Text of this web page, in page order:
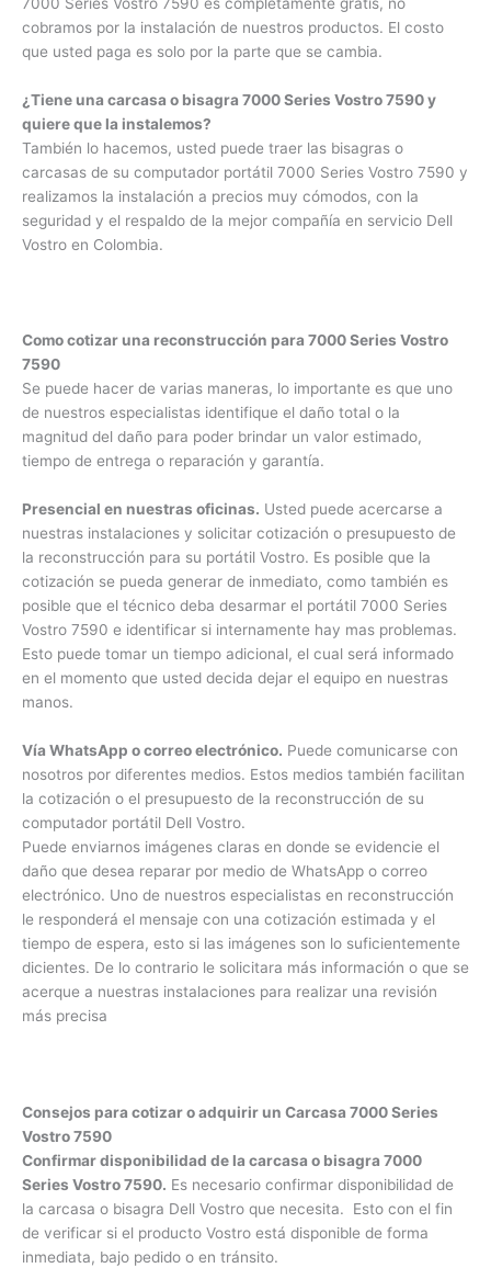
Instalación de carcasas o bisagras 7000 Series Vostro
La instalación de las bisagras o carcasas de un Portátil Dell
7000 Series Vostro 7590 es completamente gratis, no
cobramos por la instalación de nuestros productos. El costo
que usted paga es solo por la parte que se cambia.
¿Tiene una carcasa o bisagra 7000 Series Vostro 7590 y
quiere que la instalemos?
con la seguridad y el respaldo de la mejor compañía en
servicio Dell Vostro en Colombia.
Como cotizar una reconstrucción para 7000 Series Vostro
Se puede hacer de varias maneras, lo importante es que uno
de nuestros especialistas identifique el daño total o la
magnitud del daño para poder brindar un valor estimado,
tiempo de entrega o reparación y garantía.
Presencial en nuestras oficinas.Usted puede acercarse a
nuestras instalaciones y solicitar cotización o presupuesto
de la reconstrucción para su portátil Vostro. Es posible que la
cotización se pueda generar de inmediato, como también es
Vostro 7590 e identificar si internamente hay mas
problemas. Esto puede tomar un tiempo adicional, el cual
será informado en el momento que usted decida dejar el
equipo en nuestras manos.
Vía WhatsApp o correo electrónico.Puede comunicarse
con nosotros por diferentes medios. Estos medios también
facilitan la cotización o el presupuesto de la reconstrucción
de su computador portátil Dell Vostro.
Puede enviarnos imágenes claras en donde se evidencie el
daño que desea reparar por medio de WhatsApp o correo
electrónico. Uno de nuestros especialistas en
información o que se acerque a nuestras instalaciones para
realizar una revisión más precisa
Consejos para cotizar o adquirir un Carcasa 7000 Series
¿Necesitas un experto?